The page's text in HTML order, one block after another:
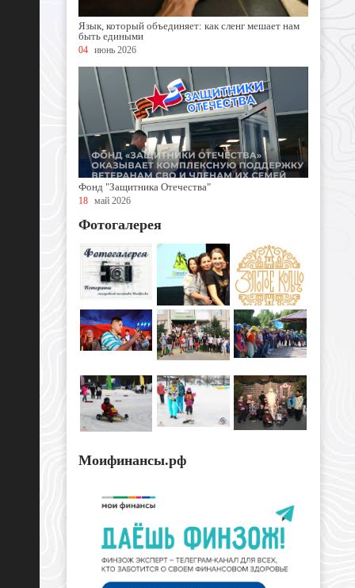
Язык, который объединяет: как сленг мешает нам
быть едиными
04 июнь 2026
Фонд "Защитника Отечества"
18 май 2026
Фотогалерея
Моифинансы.рф